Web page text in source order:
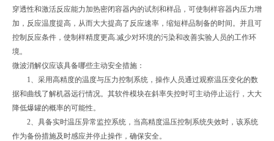
穿透性和激活反应能力加热密闭容器内的试剂和样品，可使制样容器内压力增
加，反应温度提高，从而大大提高了反应速率，缩短样品制备的时间。并且可
控制反应条件，使制样精度更高.减少对环境的污染和改善实验人员的工作环
境。
微波消解仪应该具备哪些主动安全措施：
1、采用高精度的温度与压力控制系统，操作人员通过观察温压变化的数
据和曲线了解机器远行情况。其软件模块在斜率失控时可主动停止运行，大大
降低爆罐的概率的可能性。
2、具备实时温压异常监控系统，当高精度温压控制系统失效时，该系统
作为备份措施及时感应并停止操作，确保安全。